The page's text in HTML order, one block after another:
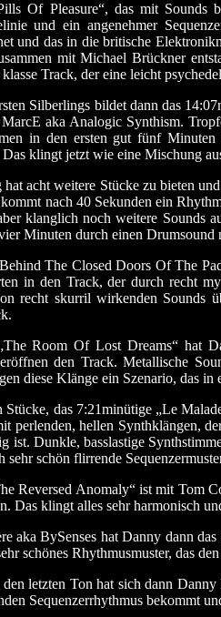
Of Pleasure“, das mit
und ein angenehmer
und das in die britische
mit Michael Brückner
Track, der eine leicht
Silberlings bildet dann das
aka Analogic Synthism.
in den ersten gut fünf
klingt jetzt wie eine Mischung
acht weitere Stücke zu bieten
kommt nach 40 Sekunden ein
klanglich noch weitere Sounds
Minuten durch einen
The Closed Doors Of The
in den Track, der durch recht
recht skurril wirkenden Sounds
Room Of Lost Dreams“ hat
den Track. Metallische
diese Klänge ein Szenario, das
Stücke, das 7:21minütige „Le
perlenden, hellen Synthklängen,
ist. Dunkle, basslastige
sehr schön flirrende
Reversed Anomaly“ ist mit Tom
Das klingt alles sehr harmonisch
aka BySenses hat Danny dann
schönes Rhythmusmuster, das
letzten Ton hat sich dann
Sequenzerrhythmus bekommt